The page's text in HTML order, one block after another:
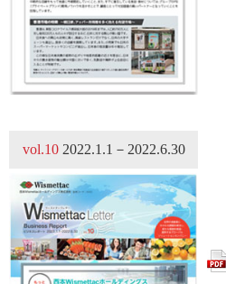
vol.10 2022.1.1－2022.6.30